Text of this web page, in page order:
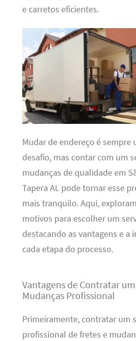
e carretos eficientes.
Mudar de endereço é sempre
desafio, mas contar com um
mudanças de qualidade em
Tapera AL pode tornar esse
mais tranquilo. Aqui,
motivos para escolher um
destacando as vantagens e a
cada etapa do processo.
Vantagens de Contratar
Mudanças Profissional
Primeiramente, contratar um
profissional de fretes e